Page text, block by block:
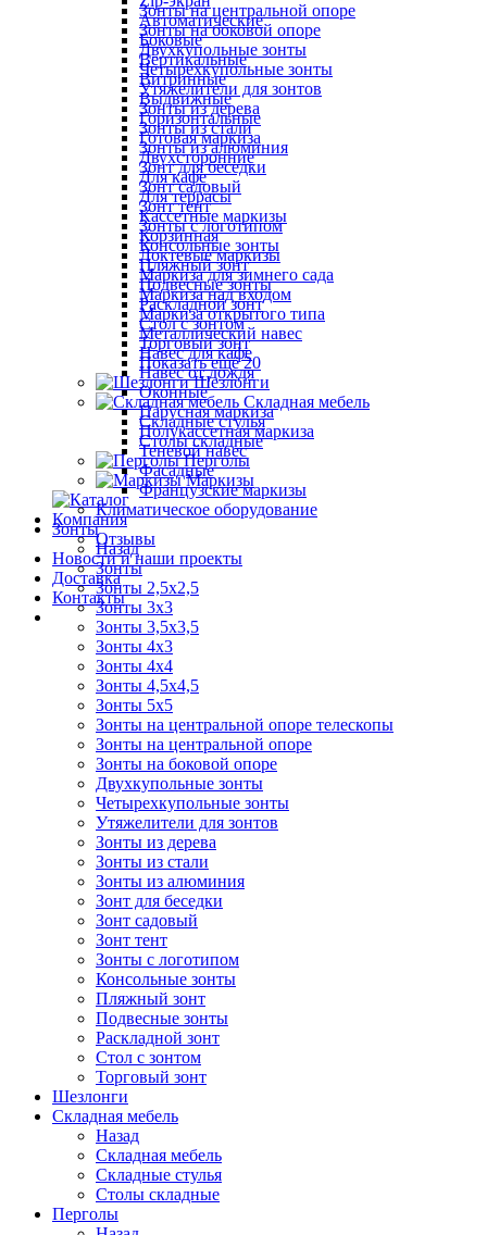
Зонты на центральной опоре
Зонты на боковой опоре
Двухкупольные зонты
Четырехкупольные зонты
Утяжелители для зонтов
Зонты из дерева
Зонты из стали
Зонты из алюминия
Зонт для беседки
Зонт садовый
Зонт тент
Зонты с логотипом
Консольные зонты
Пляжный зонт
Подвесные зонты
Раскладной зонт
Стол с зонтом
Торговый зонт
Показать ещё 20
Шезлонги
Складная мебель
Складные стулья
Столы складные
Перголы
Маркизы
Компания
Отзывы
Новости и наши проекты
Доставка
Контакты
Автоматические
Боковые
Вертикальные
Витринные
Выдвижные
Горизонтальные
Готовая маркиза
Двухсторонние
Для кафе
Для террасы
Кассетные маркизы
Корзинная
Локтевые маркизы
Маркиза для зимнего сада
Маркиза над входом
Маркиза открытого типа
Металлический навес
Навес для кафе
Навес от дождя
Оконные
Парусная маркиза
Полукассетная маркиза
Теневой навес
Фасадные
Французские маркизы
Климатическое оборудование
Зонты
Назад
Зонты
Зонты 2,5х2,5
Зонты 3х3
Зонты 3,5х3,5
Зонты 4х3
Зонты 4х4
Зонты 4,5х4,5
Зонты 5х5
Зонты на центральной опоре телескопы
Зонты на центральной опоре
Зонты на боковой опоре
Двухкупольные зонты
Четырехкупольные зонты
Утяжелители для зонтов
Зонты из дерева
Зонты из стали
Зонты из алюминия
Зонт для беседки
Зонт садовый
Зонт тент
Зонты с логотипом
Консольные зонты
Пляжный зонт
Подвесные зонты
Раскладной зонт
Стол с зонтом
Торговый зонт
Шезлонги
Складная мебель
Назад
Складная мебель
Складные стулья
Столы складные
Перголы